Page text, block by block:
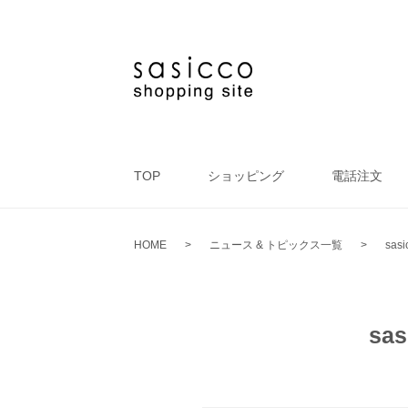
TOP ショッピング 電話注文
HOME > ニュース & トピックス一覧 >